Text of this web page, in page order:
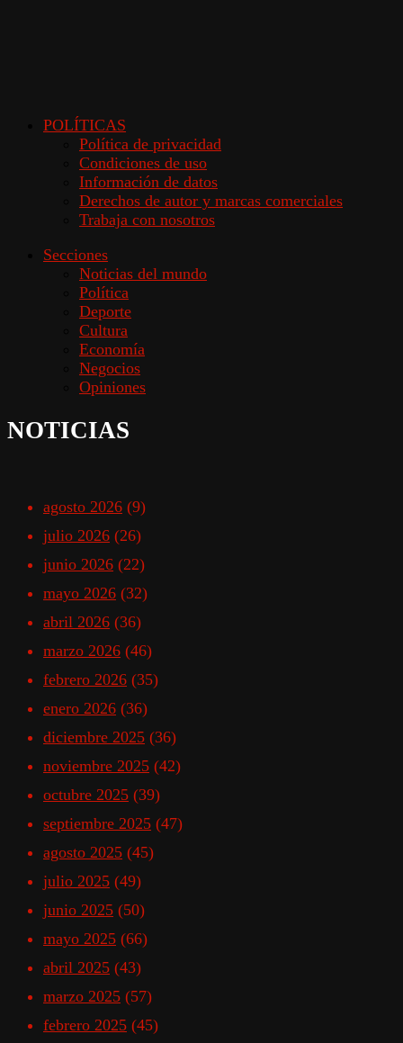
POLÍTICAS
Política de privacidad
Condiciones de uso
Información de datos
Derechos de autor y marcas comerciales
Trabaja con nosotros
Secciones
Noticias del mundo
Política
Deporte
Cultura
Economía
Negocios
Opiniones
NOTICIAS
agosto 2026 (9)
julio 2026 (26)
junio 2026 (22)
mayo 2026 (32)
abril 2026 (36)
marzo 2026 (46)
febrero 2026 (35)
enero 2026 (36)
diciembre 2025 (36)
noviembre 2025 (42)
octubre 2025 (39)
septiembre 2025 (47)
agosto 2025 (45)
julio 2025 (49)
junio 2025 (50)
mayo 2025 (66)
abril 2025 (43)
marzo 2025 (57)
febrero 2025 (45)